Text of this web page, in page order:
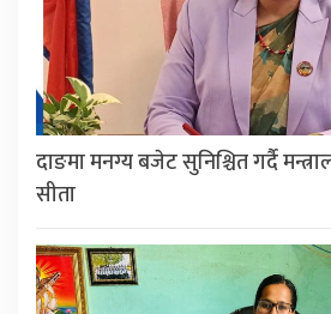
दाङमा मनग्य बजेट सुनिश्चित गर्दै
सीता